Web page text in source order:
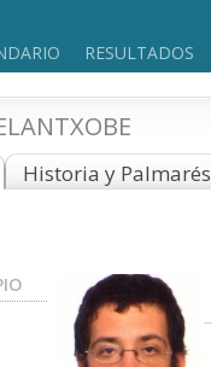
RESULTADOS
Historia y Palmarés